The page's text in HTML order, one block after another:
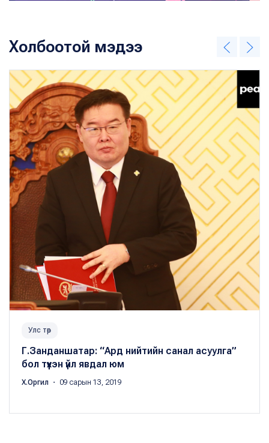
Холбоотой мэдээ
Улс төр
Г.Занданшатар: “Ард нийтийн санал асуулга”
бол түүхэн үйл явдал юм
Х.Оргил ・ 09 сарын 13, 2019